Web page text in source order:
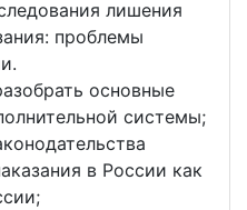
лишения
проблемы
основные
системы;
в России как